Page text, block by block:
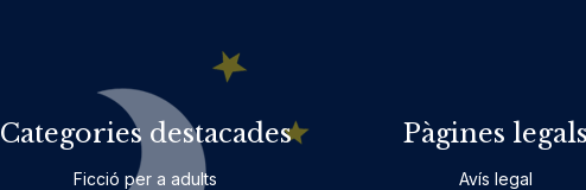
Categories destacades
Ficció per a adults
Pàgines legals
Avís legal